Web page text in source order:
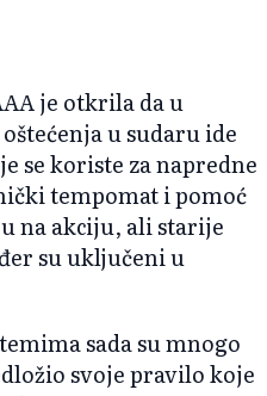
je otkrila da u
u sudaru ide
se koriste za napredne
tempomat i pomoć
na akciju, ali starije
su uključeni u
sada su mnogo
svoje pravilo koje